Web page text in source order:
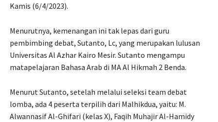
Kamis (6/4/2023).
Menurutnya, kemenangan ini tak lepas dari guru
pembimbing debat, Sutanto, Lc, yang merupakan lulusan
Universitas Al Azhar Kairo Mesir. Sutanto mengampu
matapelajaran Bahasa Arab di MA Al Hikmah 2 Benda.
Menurut Sutanto, setelah melalui seleksi team debat
lomba, ada 4 peserta terpilih dari Malhikdua, yaitu: M.
Alwannasif Al-Ghifari (kelas X), Faqih Muhajir Al-Hamidy